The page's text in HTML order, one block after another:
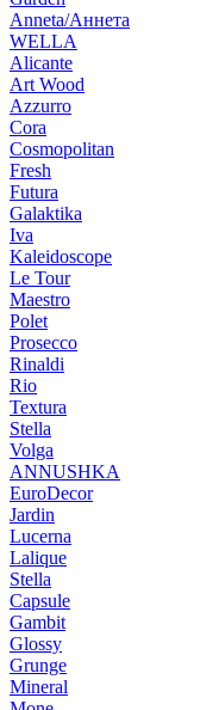
Anneta/Аннета
WELLA
Alicante
Art Wood
Azzurro
Cora
Cosmopolitan
Fresh
Futura
Galaktika
Iva
Kaleidoscope
Le Tour
Maestro
Polet
Prosecco
Rinaldi
Rio
Textura
Stella
Volga
ANNUSHKA
EuroDecor
Jardin
Lucerna
Lalique
Stella
Capsule
Gambit
Glossy
Grunge
Mineral